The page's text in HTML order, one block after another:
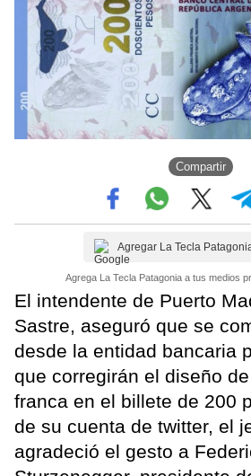
Compartir
Agregar La Tecla
Agrega La Tecla Patagonia a tus medios
El intendente de Puerto
Sastre, aseguró que se
desde la entidad bancaria
que corregirán el diseño
franca en el billete de 200
de su cuenta de twitter, el
agradeció el gesto a